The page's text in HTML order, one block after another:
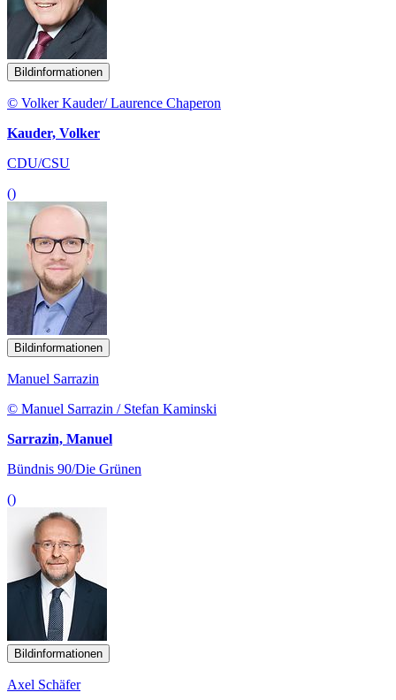
Bildinformationen
© Volker Kauder/ Laurence Chaperon
Kauder, Volker
CDU/CSU
()
Bildinformationen
Manuel Sarrazin
© Manuel Sarrazin / Stefan Kaminski
Sarrazin, Manuel
Bündnis 90/Die Grünen
()
Bildinformationen
Axel Schäfer